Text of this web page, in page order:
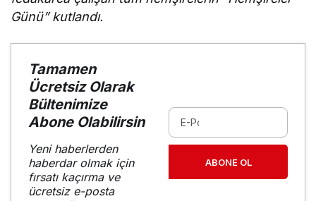
Günü” kutlandı.
Tamamen
Ücretsiz Olarak
Bültenimize
Abone Olabilirsin
Yeni haberlerden
haberdar olmak için
fırsatı kaçırma ve
ücretsiz e-posta
ABONE OL